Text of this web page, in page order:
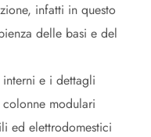
infatti in questo
delle basi e del
e i dettagli
modulari
ed elettrodomestici